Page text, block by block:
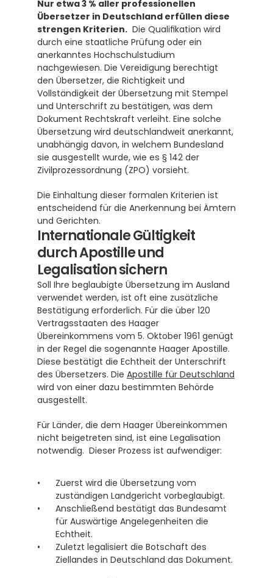
Nur etwa 3 % aller professionellen
Übersetzer in Deutschland erfüllen diese
strengen Kriterien.
  Die Qualifikation wird
durch eine staatliche Prüfung oder ein
anerkanntes Hochschulstudium
nachgewiesen. Die Vereidigung berechtigt
den Übersetzer, die Richtigkeit und
Vollständigkeit der Übersetzung mit Stempel
und Unterschrift zu bestätigen, was dem
Dokument Rechtskraft verleiht. Eine solche
Übersetzung wird deutschlandweit anerkannt,
unabhängig davon, in welchem Bundesland
sie ausgestellt wurde, wie es § 142 der
Zivilprozessordnung (ZPO) vorsieht.
Die Einhaltung dieser formalen Kriterien ist
entscheidend für die Anerkennung bei Ämtern
und Gerichten.
Internationale Gültigkeit
durch Apostille und
Legalisation sichern
Soll Ihre beglaubigte Übersetzung im Ausland
verwendet werden, ist oft eine zusätzliche
Bestätigung erforderlich. Für die über 120
Vertragsstaaten des Haager
Übereinkommens vom 5. Oktober 1961 genügt
in der Regel die sogenannte Haager Apostille.
Diese bestätigt die Echtheit der Unterschrift
des Übersetzers. Die Apostille für Deutschland
wird von einer dazu bestimmten Behörde
ausgestellt.
Für Länder, die dem Haager Übereinkommen
nicht beigetreten sind, ist eine Legalisation
notwendig.  Dieser Prozess ist aufwendiger:
Zuerst wird die Übersetzung vom
zuständigen Landgericht vorbeglaubigt.
Anschließend bestätigt das Bundesamt
für Auswärtige Angelegenheiten die
Echtheit.
Zuletzt legalisiert die Botschaft des
Ziellandes in Deutschland das Dokument.